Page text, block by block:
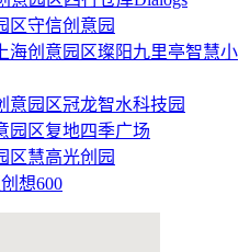
守信创意园
璨阳九里亭智慧小
冠龙智水科技园
复地四季广场
慧高光创园
创想600